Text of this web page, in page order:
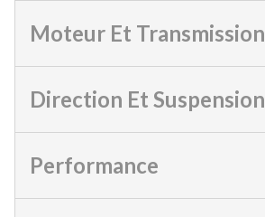
Moteur Et Transmission
Direction Et Suspension
Performance